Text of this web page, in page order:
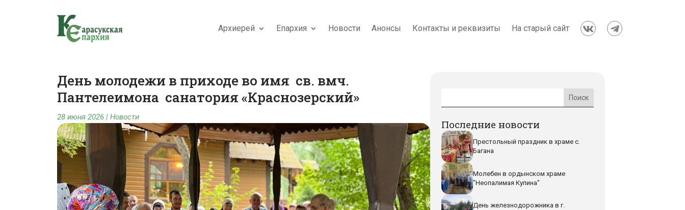
Архиерей Епархия Новости Анонсы Контакты и реквизиты На старый сайт  
День молодежи в приходе во имя св. вмч.
Пантелеимона санатория «Краснозерский»
28 июня 2026 | Новости
Последние новости
Престольный праздник в храме с.
Багана
Молебен в ордынском храме
"Неопалимая Купина"
День железнодорожника в г.